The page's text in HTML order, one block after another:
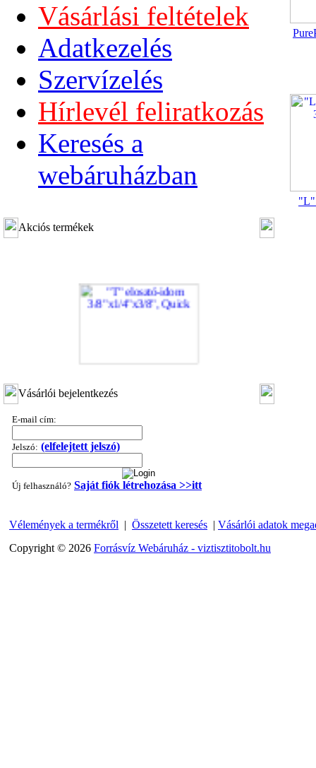
Vásárlási feltételek
Adatkezelés
Szervízelés
Hírlevél feliratkozás
Keresés a
webáruházban
Akciós termékek
---------
"T" elosztó-idom 1/4"x3/8"x1/4", Quick
Vásárlói bejelentkezés
E-mail cím:
Jelszó: (elfelejtett jelszó)
Új felhasználó? Saját fiók létrehozása >>itt
"L"
Vélemények a termékről | Összetett keresés | Vásárlói adatok
Copyright © 2026 Forrásvíz Webáruház - viztisztitobolt.hu